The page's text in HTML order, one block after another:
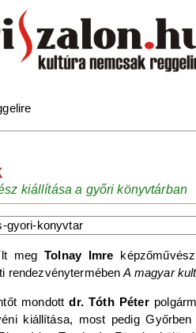
kiállítása a győri könyvtárban
megTolnay Imre
rendezvénytermébenA magyar
mondottdr. Tóth Péter
kiállítása, most pedig